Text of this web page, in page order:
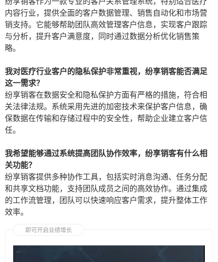
内容行业，提供全面的客户数据管理、销售自动化和市场营
销支持。它能够帮助团队高效管理客户信息，实现客户跟踪
与分析，提升客户满意度，同时通过数据分析优化销售策
略。
我对医疗行业客户的隐私保护非常重视，纷享销客能否满足
这一需求？
纷享销客在数据安全和隐私保护方面有严格的措施，符合相
关法律法规。系统采用先进的加密技术来保护客户信息，确
保数据在传输和存储过程中的安全性，帮助企业建立客户信
任。
我希望能够通过系统提高团队协作效率，纷享销客有什么相
关功能？
纷享销客提供多种协作工具，包括实时消息沟通、任务分配
和共享文档功能，支持团队成员之间的高效协作。通过集成
的工作流管理，团队可以快速响应客户需求，提升整体工作
效率。
即可开启业绩增长